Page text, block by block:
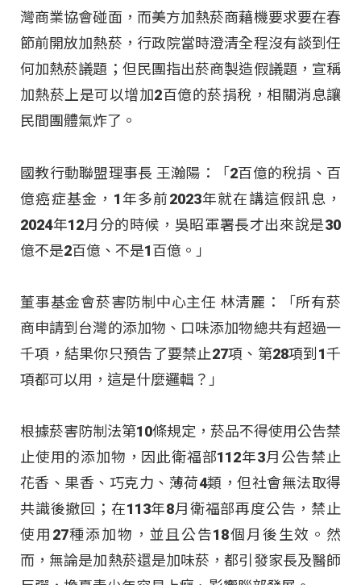
灣商業協會碰面，而美方加熱菸商藉機要求要在春
節前開放加熱菸，行政院當時澄清全程沒有談到任
何加熱菸議題；但民團指出菸商製造假議題，宣稱
加熱菸上是可以增加2百億的菸捐稅，相關消息讓
民間團體氣炸了。
國教行動聯盟理事長 王瀚陽：「2百億的稅捐、百
億癌症基金，1年多前2023年就在講這假訊息，
2024年12月分的時候，吳昭軍署長才出來說是30
億不是2百億、不是1百億。」
董事基金會菸害防制中心主任 林清麗：「所有菸
商申請到台灣的添加物、口味添加物總共有超過一
千項，結果你只預告了要禁止27項、第28項到1千
項都可以用，這是什麼邏輯？」
根據菸害防制法第10條規定，菸品不得使用公告禁
止使用的添加物，因此衛福部112年3月公告禁止
花香、果香、巧克力、薄荷4類，但社會無法取得
共識後撤回；在113年8月衛福部再度公告，禁止
使用27種添加物，並且公告18個月後生效。然
而，無論是加熱菸還是加味菸，都引發家長及醫師